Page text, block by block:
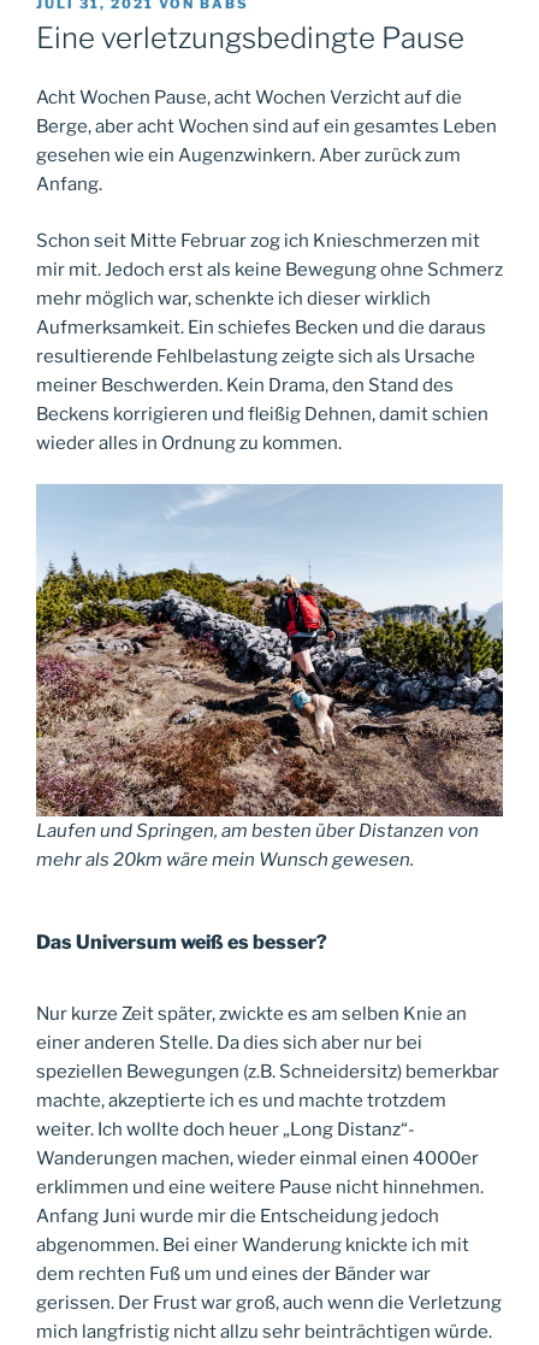
AM
JULI 31, 2021 VON BABS
Eine verletzungsbedingte Pause
Acht Wochen Pause, acht Wochen Verzicht auf die
Berge, aber acht Wochen sind auf ein gesamtes Leben
gesehen wie ein Augenzwinkern. Aber zurück zum
Anfang.
Schon seit Mitte Februar zog ich Knieschmerzen mit
mir mit. Jedoch erst als keine Bewegung ohne Schmerz
mehr möglich war, schenkte ich dieser wirklich
Aufmerksamkeit. Ein schiefes Becken und die daraus
resultierende Fehlbelastung zeigte sich als Ursache
meiner Beschwerden. Kein Drama, den Stand des
Beckens korrigieren und fleißig Dehnen, damit schien
wieder alles in Ordnung zu kommen.
Laufen und Springen, am besten über Distanzen von
mehr als 20km wäre mein Wunsch gewesen.
Das Universum weiß es besser?
Nur kurze Zeit später, zwickte es am selben Knie an
einer anderen Stelle. Da dies sich aber nur bei
speziellen Bewegungen (z.B. Schneidersitz) bemerkbar
machte, akzeptierte ich es und machte trotzdem
weiter. Ich wollte doch heuer „Long Distanz“-
Wanderungen machen, wieder einmal einen 4000er
erklimmen und eine weitere Pause nicht hinnehmen.
Anfang Juni wurde mir die Entscheidung jedoch
abgenommen. Bei einer Wanderung knickte ich mit
dem rechten Fuß um und eines der Bänder war
gerissen. Der Frust war groß, auch wenn die Verletzung
mich langfristig nicht allzu sehr beinträchtigen würde.